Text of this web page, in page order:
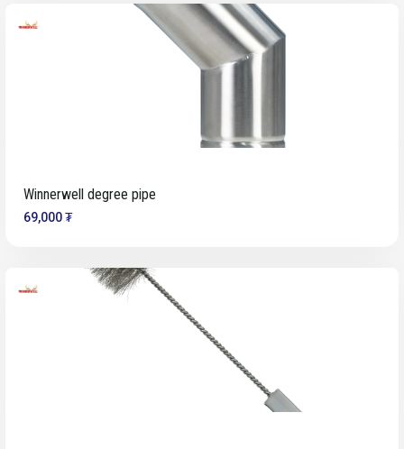
Winnerwell degree pipe
69,000 ₮